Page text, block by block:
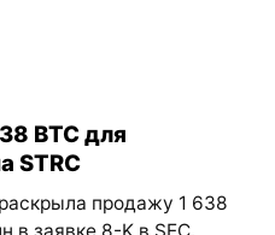
BTC для
STRC
продажу 1 638
в заявке 8-K в SEC.